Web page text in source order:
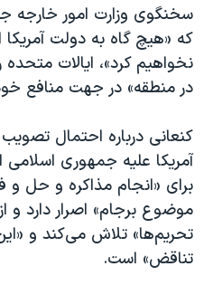
سخنگوی وزارت امور خارجه
که «هیچ گاه به دولت آمریکا
نخواهیم کرد»، ایالات
در منطقه» در جهت منافع
کنعانی درباره احتمال
آمریکا علیه جمهوری اسلامی
برای «انجام مذاکره و حل
موضوع برجام» اصرار دارد
تحریم‌ها» تلاش می‌کند و
تناقض» است.